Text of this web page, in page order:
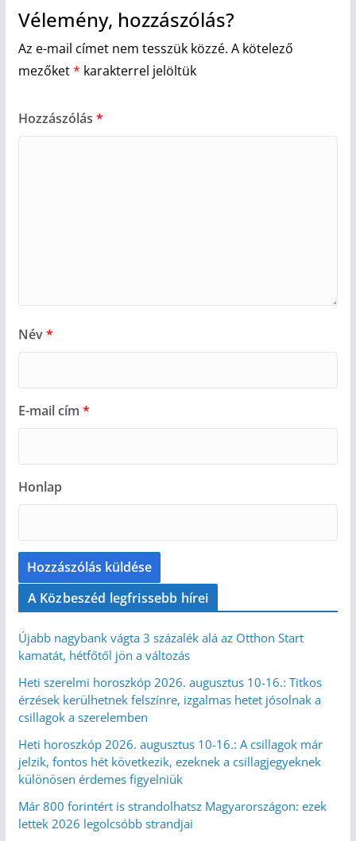
Vélemény, hozzászólás?
Az e-mail címet nem tesszük közzé. A kötelező
mezőket* karakterrel jelöltük
Hozzászólás *
Név*
E-mail cím *
Honlap
A Közbeszéd legfrissebb hírei
Újabb nagybank vágta 3 százalék alá az Otthon Start
kamatát, hétfőtől jön a változás
Heti szerelmi horoszkóp 2026. augusztus 10-16.: Titkos
érzések kerülhetnek felszínre, izgalmas hetet jósolnak a
csillagok a szerelemben
Heti horoszkóp 2026. augusztus 10-16.: A csillagok már
jelzik, fontos hét következik, ezeknek a csillagjegyeknek
különösen érdemes figyelniük
Már 800 forintért is strandolhatsz Magyarországon: ezek
lettek 2026 legolcsóbb strandjai